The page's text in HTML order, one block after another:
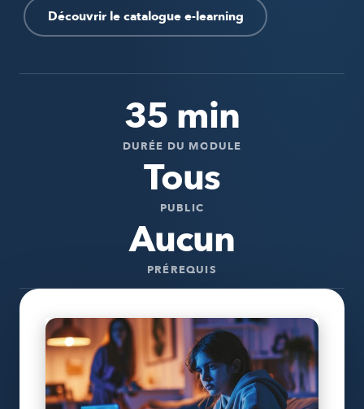
Découvrir le catalogue e-learning
35 min
DURÉE DU MODULE
Tous
PUBLIC
Aucun
PRÉREQUIS